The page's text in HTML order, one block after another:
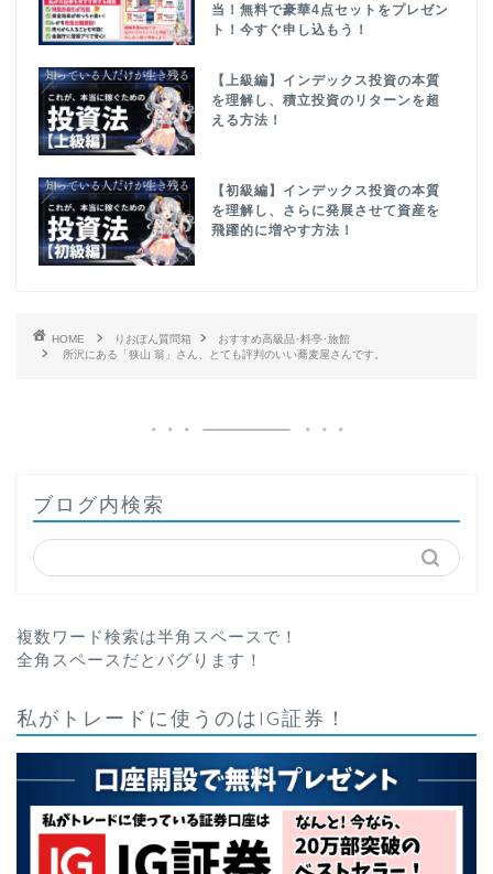
当！無料で豪華4点セットをプレゼン
ト！今すぐ申し込もう！
【上級編】インデックス投資の本質
を理解し、積立投資のリターンを超
える方法！
【初級編】インデックス投資の本質
を理解し、さらに発展させて資産を
飛躍的に増やす方法！
HOME りおぽん質問箱
おすすめ高級品･料亭･旅館
所沢にある「狭山 翁」さん、とても評判のいい蕎麦屋さんです。
ブログ内検索
複数ワード検索は半角スペースで！
全角スペースだとバグります！
私がトレードに使うのはIG証券！